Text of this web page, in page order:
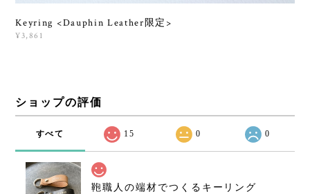
Keyring <Dauphin Leather限定>
¥3,861
ショップの評価
すべて 15 0 0
鞄職人の端材でつくるキーリング